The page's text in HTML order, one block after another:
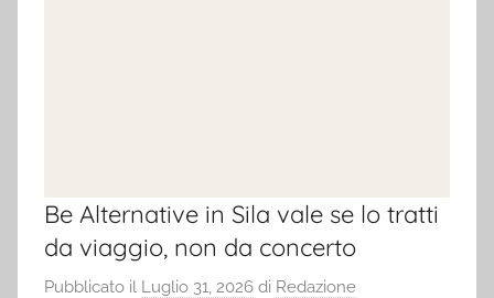
Be Alternative in Sila vale se lo tratti
da viaggio, non da concerto
Pubblicato il Luglio 31, 2026 di Redazione